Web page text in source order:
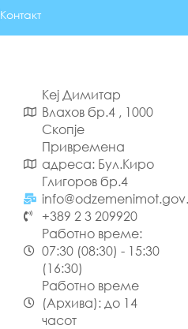
Контакт
Кеј Димитар
Влахов бр.4 , 1000
Скопје
Привремена
адреса: Бул.Киро
Глигоров бр.4
+389 2 3 209920
Работно време:
07:30 (08:30) - 15:30
(16:30)
Работно време
(Архива): до 14
часот